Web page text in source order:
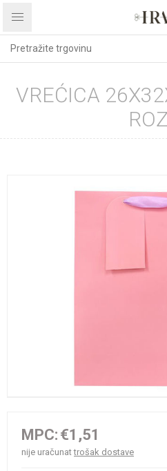
VREĆICA
MPC: €1,51
nije uračunattrošak dostave